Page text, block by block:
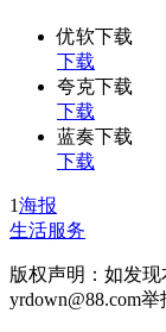
优软下载
下载
夸克下载
下载
蓝奏下载
下载
1海报
生活服务
版权声明：如发
yrdown@88.com